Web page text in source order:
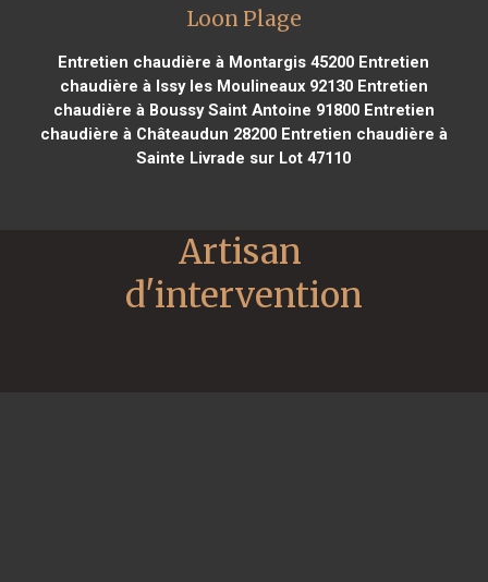
Loon Plage
Entretien chaudière à Montargis 45200 Entretien
chaudière à Issy les Moulineaux 92130Entretien
chaudière à Boussy Saint Antoine 91800Entretien
chaudière à Châteaudun 28200Entretien chaudière à
Sainte Livrade sur Lot 47110
Artisan
d'intervention